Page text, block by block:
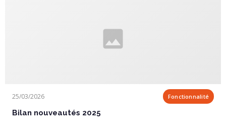
25/03/2026 Fonctionnalité
Bilan nouveautés 2025